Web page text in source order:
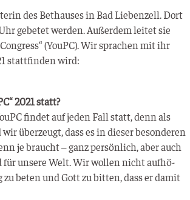
des Bet­hau­ses in Bad Lie­ben­zell. Dort
gebe­tet wer­den. Außer­dem lei­tet sie
(YouPC). Wir spra­chen mit ihr
statt­fin­den wird:
2021 statt?
fin­det auf jeden Fall statt, denn als
über­zeugt, dass es in die­ser beson­de­ren
je braucht – ganz per­sön­lich, aber auch
für unse­re Welt. Wir wol­len nicht auf­hö­
zu beten und Gott zu bit­ten, dass er damit